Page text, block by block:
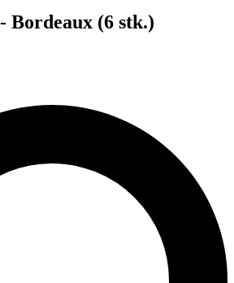
Bordeaux (6 stk.)